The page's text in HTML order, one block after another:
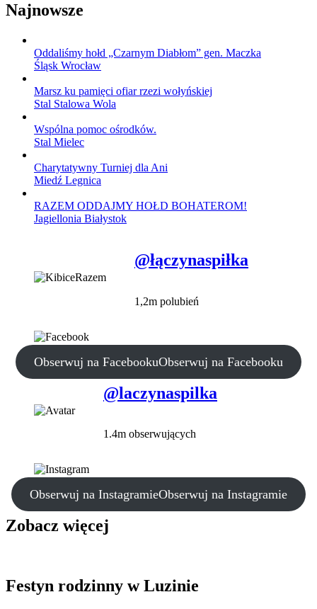
Najnowsze
Oddaliśmy hołd „Czarnym Diabłom” gen. Maczka
Śląsk Wrocław
Marsz ku pamięci ofiar rzezi wołyńskiej
Stal Stalowa Wola
Wspólna pomoc ośrodków.
Stal Mielec
Charytatywny Turniej dla Ani
Miedź Legnica
RAZEM ODDAJMY HOŁD BOHATEROM!
Jagiellonia Białystok
@łączynaspiłka
1,2m polubień
Obserwuj na FacebookuObserwuj na Facebooku
@laczynaspilka
1.4m obserwujących
Obserwuj na InstagramieObserwuj na Instagramie
Zobacz więcej
Festyn rodzinny w Luzinie